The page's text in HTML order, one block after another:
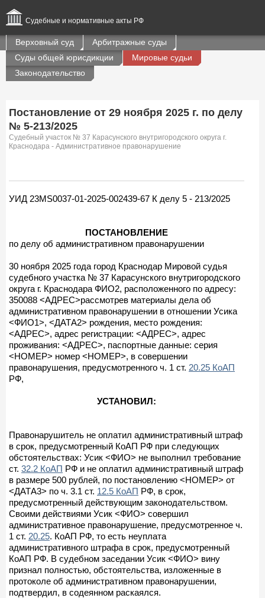
Судебные и нормативные акты РФ
Верховный суд
Арбитражные суды
Суды общей юрисдикции
Мировые судьи
Законодательство
Постановление от 29 ноября 2025 г. по делу
№ 5-213/2025
Судебный участок № 37 Карасунского внутригородского округа г.
Краснодара - Административное правонарушение
УИД 23MS0037-01-2025-002439-67 К делу 5 - 213/2025
ПОСТАНОВЛЕНИЕ
по делу об административном правонарушении
30 ноября 2025 года город Краснодар Мировой судья
судебного участка № 37 Карасунского внутригородского
округа г. Краснодара ФИО2, расположенного по адресу:
350088 <АДРЕС>рассмотрев материалы дела об
административном правонарушении в отношении Усика
<ФИО1>, <ДАТА2> рождения, место рождения:
<АДРЕС>, адрес регистрации: <АДРЕС>, адрес
проживания: <АДРЕС>, паспортные данные: серия
<НОМЕР> номер <НОМЕР>, в совершении
правонарушения, предусмотренного ч. 1 ст. 20.25 КоАП
РФ,
УСТАНОВИЛ:
Правонарушитель не оплатил административный штраф
в срок, предусмотренный КоАП РФ при следующих
обстоятельствах: Усик <ФИО> не выполнил требование
ст. 32.2 КоАП РФ и не оплатил административный штраф
в размере 500 рублей, по постановлению <НОМЕР> от
<ДАТА3> по ч. 3.1 ст. 12.5 КоАП РФ, в срок,
предусмотренный действующим законодательством.
Своими действиями Усик <ФИО> совершил
административное правонарушение, предусмотренное ч.
1 ст. 20.25. КоАП РФ, то есть неуплата
административного штрафа в срок, предусмотренный
КоАП РФ. В судебном заседании Усик <ФИО> вину
признал полностью, обстоятельства, изложенные в
протоколе об административном правонарушении,
подтвердил, в содеянном раскаялся.